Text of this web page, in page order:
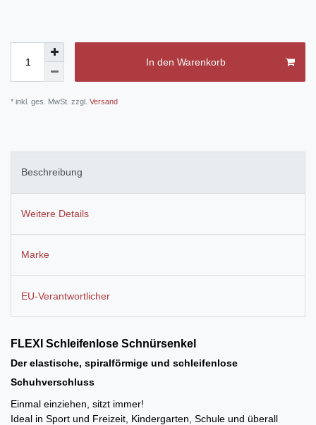
In den Warenkorb
* inkl. ges. MwSt. zzgl. Versand
Beschreibung
Weitere Details
Marke
EU-Verantwortlicher
FLEXI Schleifenlose Schnürsenkel
Der elastische, spiralförmige und schleifenlose
Schuhverschluss
Einmal einziehen, sitzt immer!
Ideal in Sport und Freizeit, Kindergarten, Schule und überall